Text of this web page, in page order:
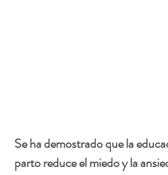
Se ha demostrado que la
parto reduce el miedo y la